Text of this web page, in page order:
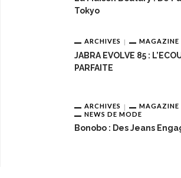
Tokyo
ARCHIVES MAGAZINE
JABRA EVOLVE 85 :
PARFAITE
ARCHIVES
MAGAZINE
NEWS DE MODE
Bonobo : Des Jeans